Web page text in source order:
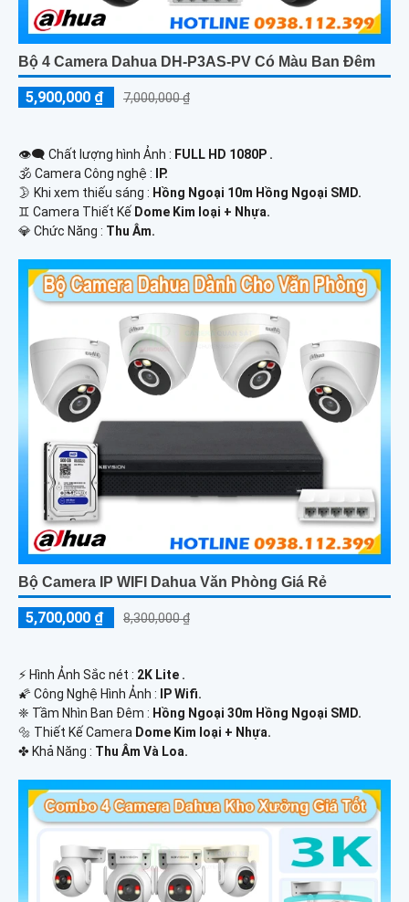
Bộ 4 Camera Dahua DH-P3AS-PV Có Màu Ban Đêm
5,900,000 ₫ 7,000,000 ₫
👁️‍🗨 Chất lượng hình Ảnh : FULL HD 1080P .
🕉️ Camera Công nghệ :
IP.
🌛 Khi xem thiếu sáng : Hồng Ngoại 10m Hồng Ngoại SMD.
♊ Camera Thiết Kế Dome Kim loại + Nhựa.
️💎 Chức Năng : Thu Âm.
Bộ Camera IP WIFI Dahua Văn Phòng Giá Rẻ
5,700,000 ₫ 8,300,000 ₫
️⚡ Hình Ảnh Sắc nét : 2K Lite .
🌠 Công Nghệ Hình Ảnh :
IP Wifi.
❈ Tầm Nhìn Ban Đêm : Hồng Ngoại 30m Hồng Ngoại SMD.
🔩 Thiết Kế Camera Dome Kim loại + Nhựa.
️✤ Khả Năng : Thu Âm Và Loa.